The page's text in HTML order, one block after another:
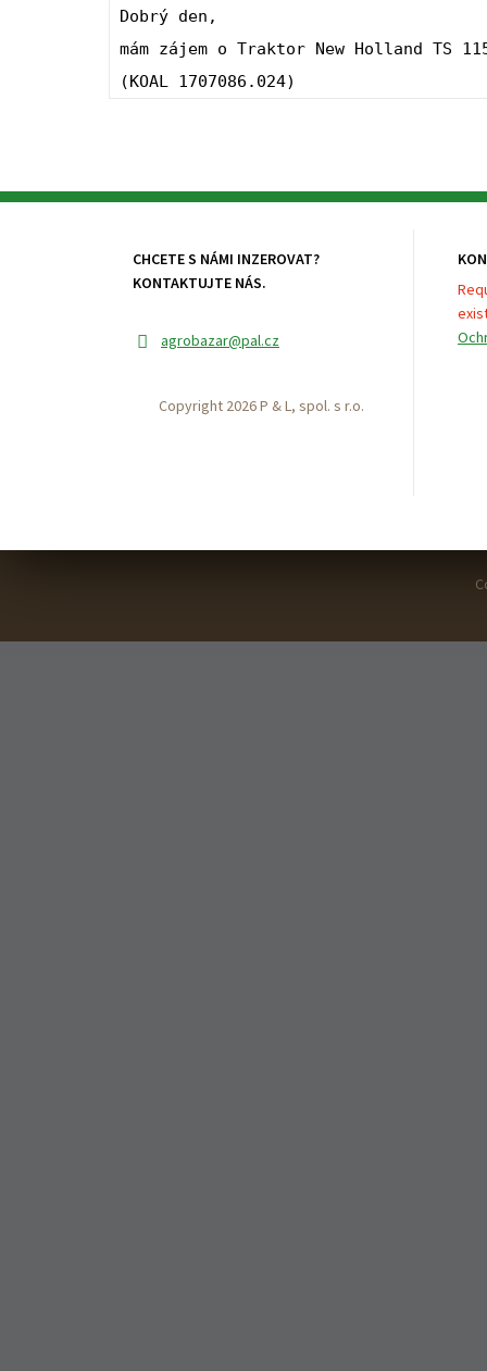
CHCETE S NÁMI INZEROVAT?
KONTAKTUJTE NÁS.
agrobazar@pal.cz
Copyright 2026 P & L, spol. s r.o.